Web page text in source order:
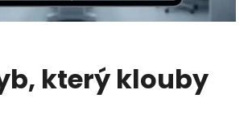
který klouby